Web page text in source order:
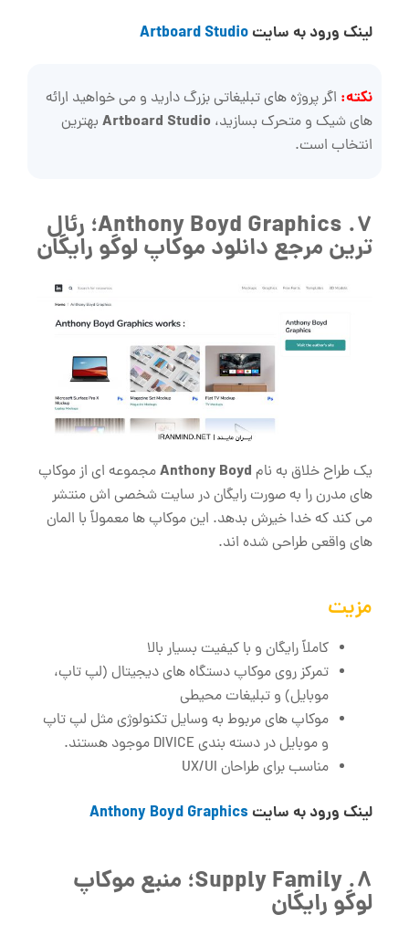
لینک ورود به سایتArtboard Studio
نکته:اگر پروژه‌ های تبلیغاتی بزرگ دارید و می ‌خواهید ارائه‌
های شیک و متحرک بسازید،Artboard Studioبهترین
انتخاب است.
7. Anthony Boyd Graphics؛ رئال
ترین مرجع دانلود موکاپ لوگو رایگان
یک طراح خلاق به نامAnthony Boydمجموعه ‌ای از موکاپ
‌های مدرن را به ‌صورت رایگان در سایت شخصی ‌اش منتشر
می ‌کند که خدا خیرش بدهد. این موکاپ ‌ها معمولاً با المان
های واقعی طراحی شده ‌اند.
مزیت
کاملاً رایگان و با کیفیت بسیار بالا
تمرکز روی موکاپ دستگاه‌ های دیجیتال (لپ‌ تاپ،
موبایل) و تبلیغات محیطی
موکاپ های مربوط به وسایل تکنولوژی مثل لپ تاپ
و موبایل در دسته بندی DIVICE موجود هستند.
مناسب برای طراحان UX/UI
لینک ورود به سایتAnthony Boyd Graphics
8. Supply Family؛ منبع موکاپ
لوگو رایگان